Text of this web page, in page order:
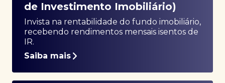
de Investimento Imobiliário)
Invista na rentabilidade do fundo imobiliário,
recebendo rendimentos mensais isentos de
IR.
Saiba mais